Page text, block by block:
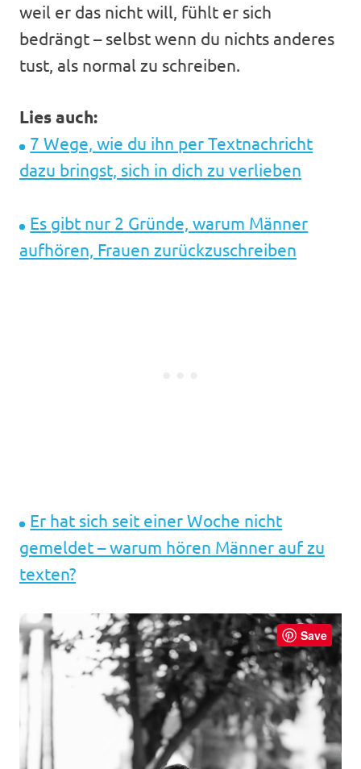
weil er das nicht will, fühlt er sich
bedrängt – selbst wenn du nichts anderes
tust, als normal zu schreiben.
Lies auch:
7 Wege, wie du ihn per Textnachricht
dazu bringst, sich in dich zu verlieben
Es gibt nur 2 Gründe, warum Männer
aufhören, Frauen zurückzuschreiben
Er hat sich seit einer Woche nicht
gemeldet – warum hören Männer auf zu
texten?
Save